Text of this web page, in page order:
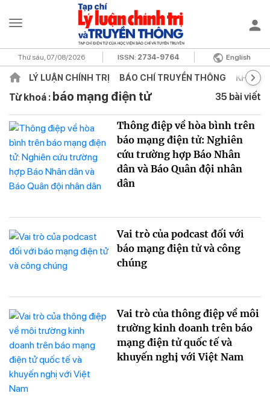
Thứ sáu, 07/08/2026 ISSN: 2734-9764 English
LÝ LUẬN CHÍNH TRỊ BÁO CHÍ TRUYỀN THÔNG KHOA
Từ khoá : báo mạng điện tử 35 bài viết
Thông điệp về hòa bình trên
báo mạng điện tử: Nghiên
cứu trường hợp Báo Nhân
dân và Báo Quân đội nhân
dân
Vai trò của podcast đối với
báo mạng điện tử và công
chúng
Vai trò của thông điệp về môi
trường kinh doanh trên báo
mạng điện tử quốc tế và
khuyến nghị với Việt Nam